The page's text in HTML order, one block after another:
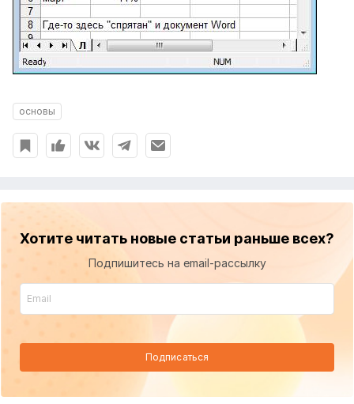
основы
Хотите читать новые статьи раньше всех?
Подпишитесь на email-рассылку
Подписаться